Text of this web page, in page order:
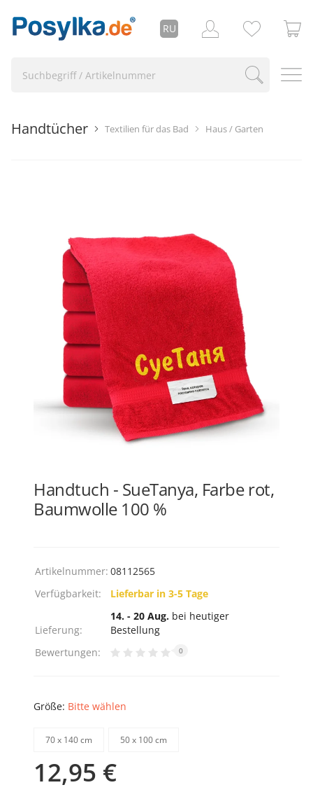
RU
Haus / Garten
Textilien für das Bad
Handtücher
Handtuch - SueTanya, Farbe rot,
Baumwolle 100 %
Artikelnummer: 08112565
Verfügbarkeit:
Lieferbar in 3-5 Tage
Lieferung:
14. - 20 Aug. bei heutiger
Bestellung
Bewertungen:
0
Größe: Bitte wählen
70 х 140 cm 50 х 100 cm
12,95 €